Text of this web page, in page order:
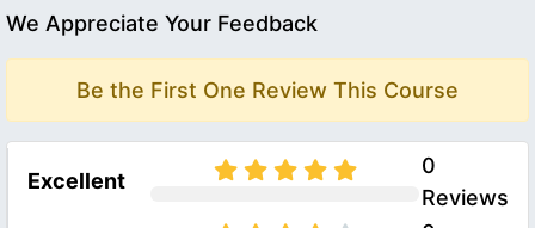
We Appreciate Your Feedback
Be the First One Review This Course
Excellent
0
Reviews